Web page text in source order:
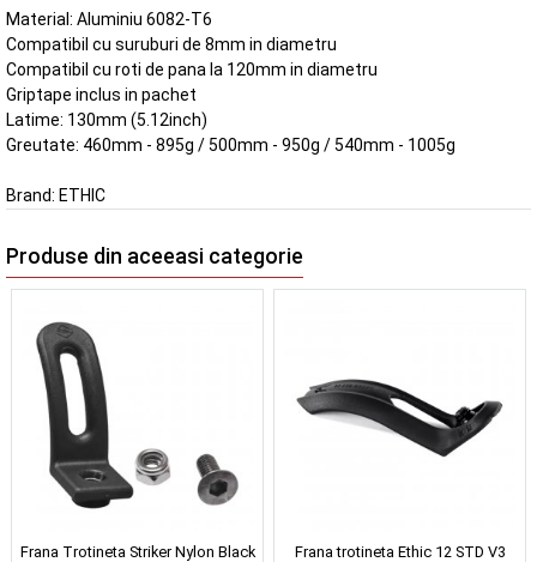
Material: Aluminiu 6082-T6
Compatibil cu suruburi de 8mm in diametru
Compatibil cu roti de pana la 120mm in diametru
Griptape inclus in pachet
Latime: 130mm (5.12inch)
Greutate: 460mm - 895g / 500mm - 950g / 540mm - 1005g
Brand: ETHIC
Produse din aceeasi categorie
Frana Trotineta Striker Nylon Black
Frana trotineta Ethic 12 STD V3